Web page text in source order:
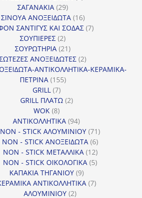
ΣΑΓΑΝΑΚΙΑ 2929
προϊόντα
ΣΙΝΟΥΑ ΑΝΟΞΕΙΔΩΤΑ 1616
προϊόντα
ΣΑΝΤΙΓΥΣ ΚΑΙ ΣΟΔΑΣ 77
ΣΟΥΠΙΕΡΕΣ 22
προϊόντα
ΣΟΥΡΩΤΗΡΙΑ 2121
προϊόντα
ΑΝΟΞΕΙΔΩΤΕΣ 22
προϊόντα
ΑΝΤΙΚΟΛΛΗΤΙΚΑ-ΚΕΡΑΜΙΚΑ-
ΠΕΤΡΙΝΑ 155155
GRILL 77
προϊόντα
GRILL ΠΛΑΤΩ 22
WOK 88
προϊόντα
ΑΝΤΙΚΟΛΛΗΤΙΚΑ 9494
προϊόντα
NON - STICK ΑΛΟΥΜΙΝΙΟΥ 7171
προϊόντα
NON - STICK ΑΝΟΞΕΙΔΩΤΑ 66
προϊόντα
NON - STICK ΜΕΤΑΛΛΙΚΑ 1212
προϊόντα
NON - STICK ΟΙΚΟΛΟΓΙΚΑ 55
ΚΑΠΑΚΙΑ ΤΗΓΑΝΙΟΥ 99
προϊόντα
ΑΝΤΙΚΟΛΛΗΤΙΚΑ 77
ΑΛΟΥΜΙΝΙΟΥ 22